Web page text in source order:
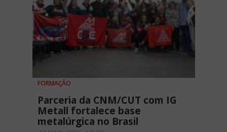
FORMAÇÃO
Parceria da CNM/CUT com IG
Metall fortalece base
metalúrgica no Brasil